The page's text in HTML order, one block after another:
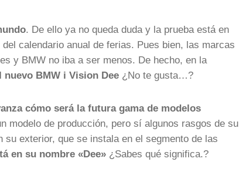
. De ello ya no queda duda y la prueba está en
calendario anual de ferias. Pues bien, las marcas
y BMW no iba a ser menos. De hecho, en la
BMW i Vision Dee ¿No te gusta…?
cómo será la futura gama de modelos
modelo de producción, pero sí algunos rasgos de su
exterior, que se instala en el segmento de las
en su nombre «Dee» ¿Sabes qué significa.?